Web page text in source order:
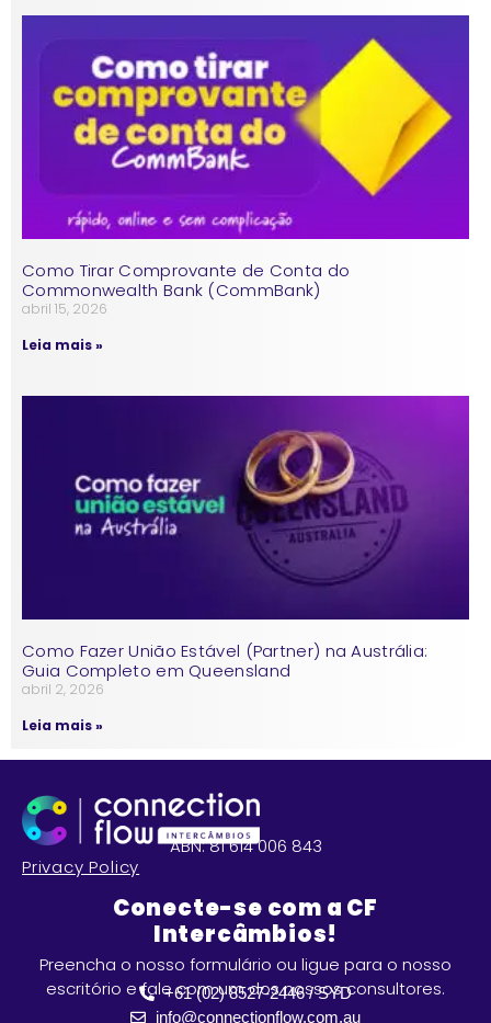
Como Tirar Comprovante de Conta do
Commonwealth Bank (CommBank)
abril 15, 2026
Leia mais »
Como Fazer União Estável (Partner) na Austrália:
Guia Completo em Queensland
abril 2, 2026
Leia mais »
ABN: 81 614 006 843
Privacy Policy
Conecte-se com a CF
Intercâmbios!
Preencha o nosso formulário ou ligue para o nosso
escritório e fale com um dos nossos consultores.
+61 (02) 8527-2446 / SYD
info@connectionflow.com.au